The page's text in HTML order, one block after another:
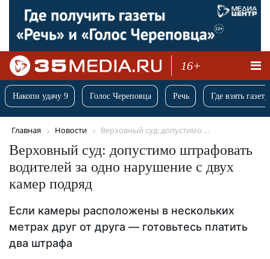
16+
Накопи удачу 9 Голос Череповца Речь Где взять
Главная Новости Верховный суд: допустимо ...
Верховный суд: допустимо штрафовать
водителей за одно нарушение с двух
камер подряд
Если камеры расположены в нескольких
метрах друг от друга — готовьтесь платить
два штрафа